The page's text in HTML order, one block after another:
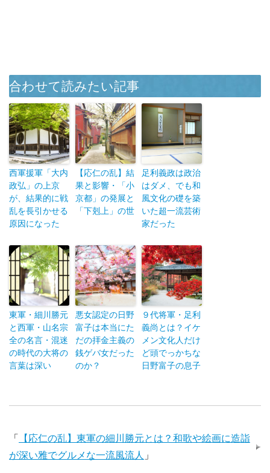
合わせて読みたい記事
西軍援軍「大内
政弘」の上京
が、結果的に戦
乱を長引かせる
原因になった
【応仁の乱】結
果と影響・「小
京都」の発展と
「下剋上」の世
足利義政は政治
はダメ、でも和
風文化の礎を築
いた超一流芸術
家だった
東軍・細川勝元
と西軍・山名宗
全の名言・混迷
の時代の大将の
言葉は深い
悪女認定の日野
富子は本当にた
だの拝金主義の
銭ゲバ女だった
のか？
９代将軍・足利
義尚とは？イケ
メン文化人だけ
ど頭でっかちな
日野富子の息子
「
【応仁の乱】東軍の細川勝元とは？和歌や絵画に造詣
が深い雅でグルメな一流風流人 」